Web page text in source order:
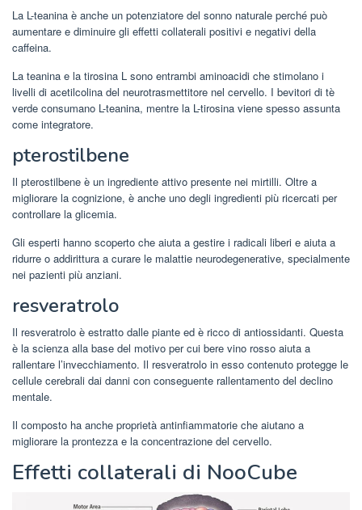
La L-teanina è anche un potenziatore del sonno naturale perché può
aumentare e diminuire gli effetti collaterali positivi e negativi della
caffeina.
La teanina e la tirosina L sono entrambi aminoacidi che stimolano i
livelli di acetilcolina del neurotrasmettitore nel cervello. I bevitori di tè
verde consumano L-teanina, mentre la L-tirosina viene spesso assunta
come integratore.
pterostilbene
Il pterostilbene è un ingrediente attivo presente nei mirtilli. Oltre a
migliorare la cognizione, è anche uno degli ingredienti più ricercati per
controllare la glicemia.
Gli esperti hanno scoperto che aiuta a gestire i radicali liberi e aiuta a
ridurre o addirittura a curare le malattie neurodegenerative, specialmente
nei pazienti più anziani.
resveratrolo
Il resveratrolo è estratto dalle piante ed è ricco di antiossidanti. Questa
è la scienza alla base del motivo per cui bere vino rosso aiuta a
rallentare l’invecchiamento. Il resveratrolo in esso contenuto protegge le
cellule cerebrali dai danni con conseguente rallentamento del declino
mentale.
Il composto ha anche proprietà antinfiammatorie che aiutano a
migliorare la prontezza e la concentrazione del cervello.
Effetti collaterali di NooCube